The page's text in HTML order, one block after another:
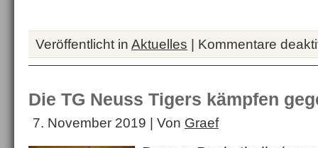
Veröffentlicht in Aktuelles | Kommentare
Die TG Neuss Tigers kämpfen
7. November 2019 | Von Graef